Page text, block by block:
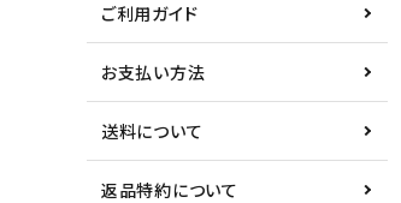
ご利用ガイド
お支払い方法
送料について
返品特約について